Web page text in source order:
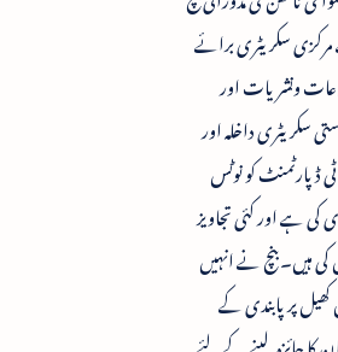
سکریٹری برائے
ونشریات اور
سکریٹری داخلہ اور
ڈپارٹمنٹ کو نوٹس
کی ہے اور کئی تجاویز
ہیں۔ بنچ نے انہیں
پر پابندی کے